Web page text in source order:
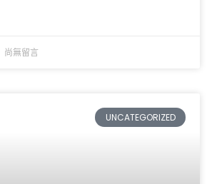
尚無留言
UNCATEGORIZED